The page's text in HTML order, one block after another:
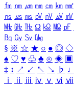
㎙ ㎚ ㎛ ㎜ ㎝ ㎞ ㎟
㎱ ㎲ ㎳ ㎴ ㎵ ㎶ ㎷
㎒ ㎓ ㎔ Ω ㏀ ㏁ ㎊
㏃ ㏉ ㏜ ㏆
§ ※ ☆ ★ ○ ● ◎ ◇
♠ ♡ ♥ ♧ ♣ ⊙ ◈ ▣
‡ ↕ ↗ ↙ ↖ ↘ ♭ ♩
ⅰ
ⅱ ⅲ ⅳ ⅴ ⅵ ⅶ